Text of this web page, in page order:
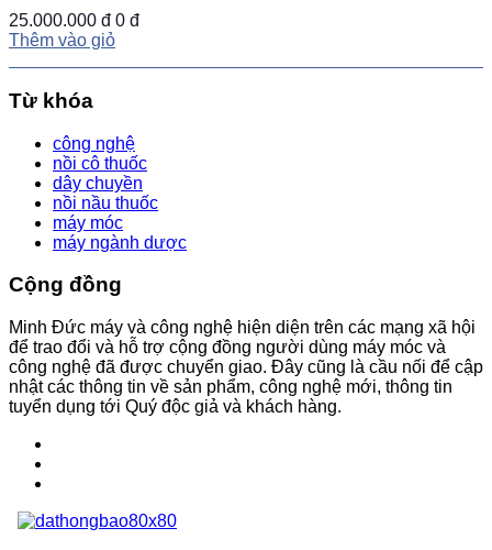
25.000.000 đ 0 đ
Thêm vào giỏ
Từ khóa
công nghệ
nồi cô thuốc
dây chuyền
nồi nầu thuốc
máy móc
máy ngành dược
Cộng đồng
Minh Đức máy và công nghệ hiện diện trên các mạng xã hội
để trao đổi và hỗ trợ cộng đồng người dùng máy móc và
công nghệ đã được chuyển giao. Đây cũng là cầu nối để cập
nhật các thông tin về sản phẩm, công nghệ mới, thông tin
tuyển dụng tới Quý độc giả và khách hàng.